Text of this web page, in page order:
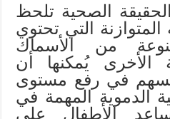
الصحية تلحظ
المتوازنة التي تحتوي
من الأسماك
الأخرى يُمكنها أن
يُسهم في رفع مستوى
الدموية المهمة في
الأطفال على